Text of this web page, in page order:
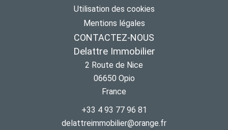
Utilisation des cookies
Mentions légales
CONTACTEZ-NOUS
Delattre Immobilier
2 Route de Nice
06650 Opio
France
+33 4 93 77 96 81
delattreimmobilier@orange.fr